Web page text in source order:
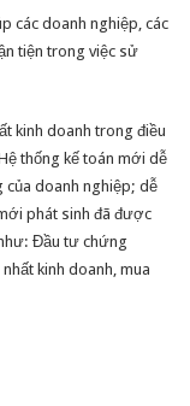
các doanh nghiệp, các
tiện trong việc sử
kinh doanh trong điều
thống kế toán mới dễ
của doanh nghiệp; dễ
phát sinh đã được
Đầu tư chứng
kinh doanh, mua